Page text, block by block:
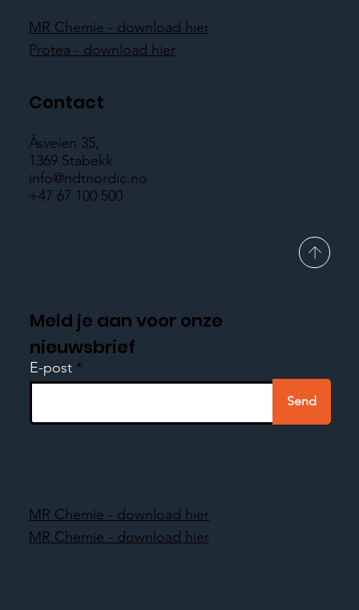
MR Chemie - download hier
Protea - download hier
Contact
Åsveien 35,
1369 Stabekk
info@ndtnordic.no
+47 67 100 500
Meld je aan voor onze
nieuwsbrief
E-post
Send
MR Chemie - download hier
MR Chemie - download hier